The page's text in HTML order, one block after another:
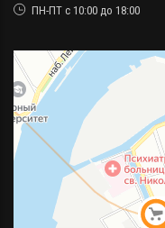
ПН-ПТ с 10:00 до 18:00